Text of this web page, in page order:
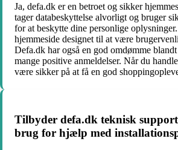
Ja, defa.dk er en betroet og sikker
tager databeskyttelse alvorligt og bruger
for at beskytte dine personlige
hjemmeside designet til at være
Defa.dk har også en god omdømme
mange positive anmeldelser. Når du
være sikker på at få en god
Tilbyder defa.dk teknisk
brug for hjælp med